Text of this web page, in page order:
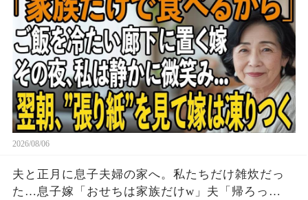
顔面蒼白に
2026/08/06
夫と正月に息子夫婦の家へ。私たちだけ雑炊だっ
た…息子嫁「おせちは家族だけw」夫「帰ろっ